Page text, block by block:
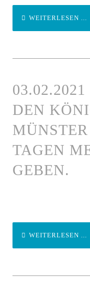
WEITERLESEN ...
DEN
TAGEN
GEBEN.
WEITERLESEN ...